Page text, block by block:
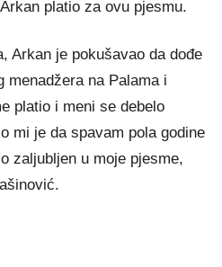
platio za ovu pjesmu.
Arkan je pokušavao da dođe
menadžera na Palama i
platio i meni se debelo
mi je da spavam pola godine
zaljubljen u moje pjesme,